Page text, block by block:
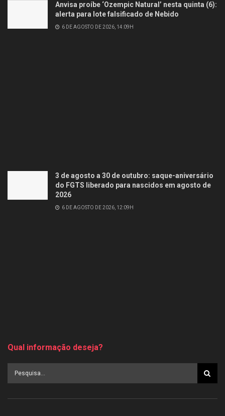
Anvisa proíbe ‘Ozempic Natural’ nesta quinta (6):
alerta para lote falsificado de Nebido
6 DE AGOSTO DE 2026, 14:09H
3 de agosto a 30 de outubro: saque-aniversário
do FGTS liberado para nascidos em agosto de
2026
6 DE AGOSTO DE 2026, 12:09H
Qual informação deseja?